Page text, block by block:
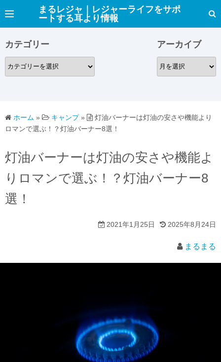
ン
ン
ツ
プ
まるレジャ｜レジャーライフをサポ
ートする耳より情報
カテゴリー
カ
テ
ー
アーカイブ
ア
ー
ブ
ホーム » キャンプ»
灯油バーナーは灯油の安さや機能より
ロマンで選ぶ！？灯油バーナー8選！
灯油バーナーは灯油の安さや機能よ
りロマンで選ぶ！？灯油バーナー8
選！
2021年1月25日 2025年8月24日
まるまる